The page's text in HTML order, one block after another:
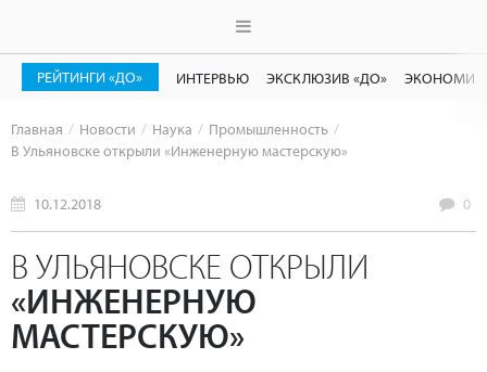
РЕЙТИНГИ «ДО» ИНТЕРВЬЮ ЭКСКЛЮЗИВ «ДО»
Главная Новости Наука
Промышленность
В Ульяновске открыли «Инженерную мастерскую»
10.12.2018 0
В УЛЬЯНОВСКЕ ОТКРЫЛИ
«ИНЖЕНЕРНУЮ
МАСТЕРСКУЮ»